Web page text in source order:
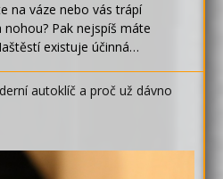
na váze nebo vás trápí
Pak nejspíš máte
existuje účinná…
autoklíč a proč už dávno